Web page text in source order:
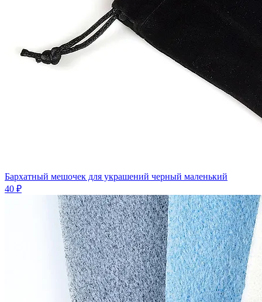
Бархатный мешочек для украшений черный маленький
40 ₽